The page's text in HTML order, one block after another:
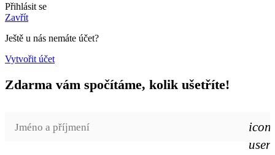
Přihlásit se
Zavřít
Ještě u nás nemáte účet?
Vytvořit účet
Zdarma vám spočítáme, kolik ušetříte!
icon-
user